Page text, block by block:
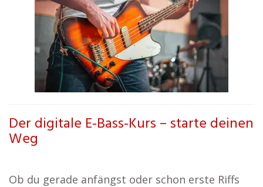
Der digitale E-Bass-Kurs – starte deinen
Weg
Ob du gerade anfängst oder schon erste Riffs